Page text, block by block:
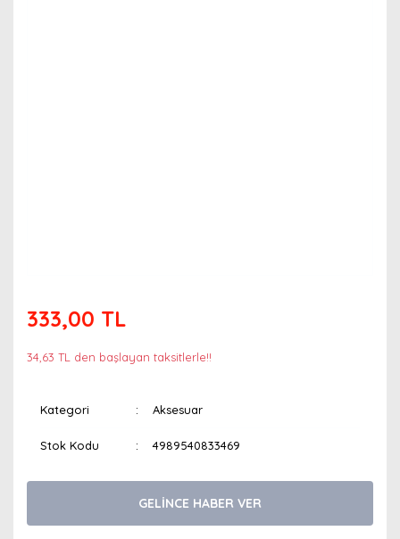
333,00 TL
34,63 TL den başlayan taksitlerle!!
Kategori Aksesuar
Stok Kodu 4989540833469
GELİNCE HABER VER